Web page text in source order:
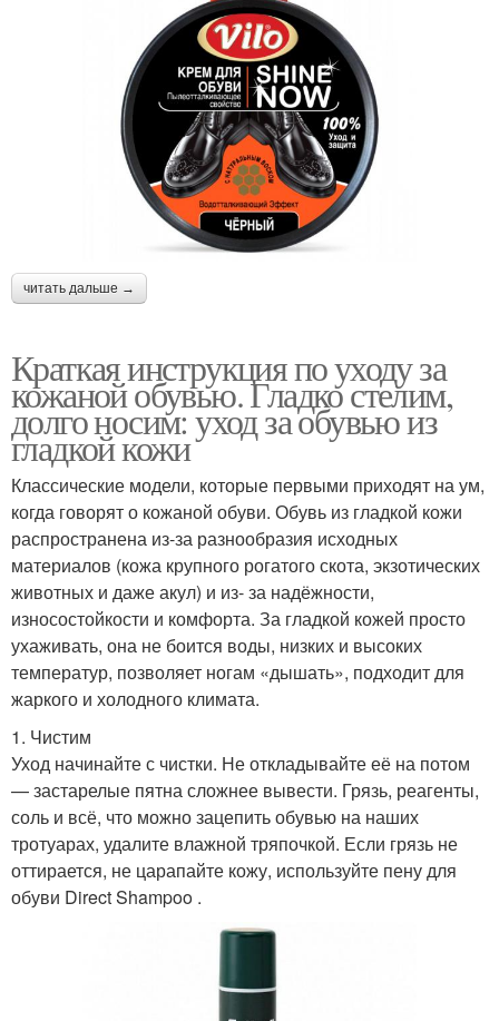
читать дальше →
Краткая инструкция по уходу за
кожаной обувью. Гладко стелим,
долго носим: уход за обувью из
гладкой кожи
Классические модели, которые первыми приходят на ум,
когда говорят о кожаной обуви. Обувь из гладкой кожи
распространена из-за разнообразия исходных
материалов (кожа крупного рогатого скота, экзотических
животных и даже акул) и из- за надёжности,
износостойкости и комфорта. За гладкой кожей просто
ухаживать, она не боится воды, низких и высоких
температур, позволяет ногам «дышать», подходит для
жаркого и холодного климата.
1. Чистим
Уход начинайте с чистки. Не откладывайте её на потом
— застарелые пятна сложнее вывести. Грязь, реагенты,
соль и всё, что можно зацепить обувью на наших
тротуарах, удалите влажной тряпочкой. Если грязь не
оттирается, не царапайте кожу, используйте пену для
обуви Direct Shampoo .